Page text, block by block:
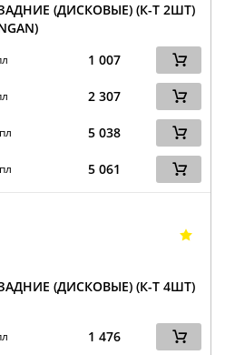
(ДИСКОВЫЕ) (К-Т 2ШТ)
1 007
2 307
5 038
5 061
(ДИСКОВЫЕ) (К-Т 4ШТ)
1 476